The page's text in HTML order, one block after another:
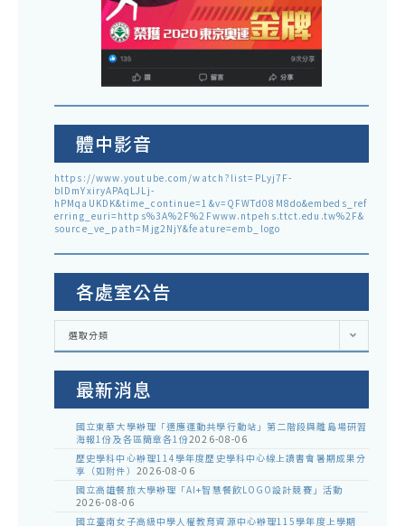
體中影音
https://www.youtube.com/watch?list=PLyj7F-
blDmYxiryAPAqLJLj-
hPMqaUKDK&time_continue=1&v=QFWTd08M8do&embeds_ref
erring_euri=https%3A%2F%2Fwww.ntpehs.ttct.edu.tw%2F&
source_ve_path=Mjg2NjY&feature=emb_logo
各處室公告
各
室
選取分類
最新消息
國立東華大學辦理「適應運動共學行動站」第二階段與離島場研習
海報1份及各區簡章各1份2026-08-06
歷史學科中心辦理114學年度歷史學科中心線上讀書會暑期成果分
享（如附件） 2026-08-06
國立高雄餐旅大學辦理「AI+智慧餐飲LOGO設計競賽」活動
2026-08-06
國立臺南女子高級中學人權教育資源中心辦理115學年度上學期